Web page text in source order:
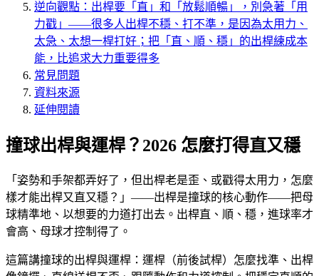
逆向觀點：出桿要「直」和「放鬆順暢」，別急著「用
力戳」——很多人出桿不穩、打不準，是因為太用力、
太急、太想一桿打好；把「直、順、穩」的出桿練成本
能，比追求大力重要得多
常見問題
資料來源
延伸閱讀
撞球出桿與運桿？2026 怎麼打得直又穩
「姿勢和手架都弄好了，但出桿老是歪、或戳得太用力，怎麼
樣才能出桿又直又穩？」——出桿是撞球的核心動作——把母
球精準地、以想要的力道打出去。出桿直、順、穩，進球率才
會高、母球才控制得了。
這篇講撞球的出桿與運桿：運桿（前後試桿）怎麼找準、出桿